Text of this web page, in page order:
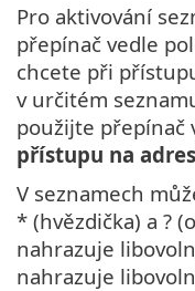
Pro aktivování
přepínač vedle
chcete při
v určitém
použijte přepínač
přístupu na
V seznamech
* (hvězdička) a ?
nahrazuje
nahrazuje